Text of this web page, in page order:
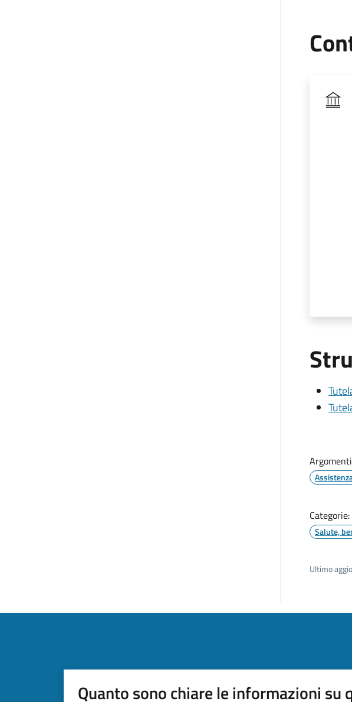
Categorie:
Salute,
Ultimo
Quanto sono chiare le informazioni su